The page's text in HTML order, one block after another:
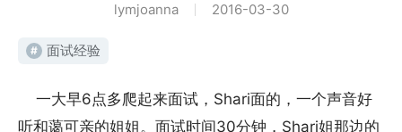
lymjoanna 2016-03-30
# 面试经验
一大早6点多爬起来面试，Shari面的，一个声音好
听和蔼可亲的姐姐。面试时间30分钟，Shari姐那边的